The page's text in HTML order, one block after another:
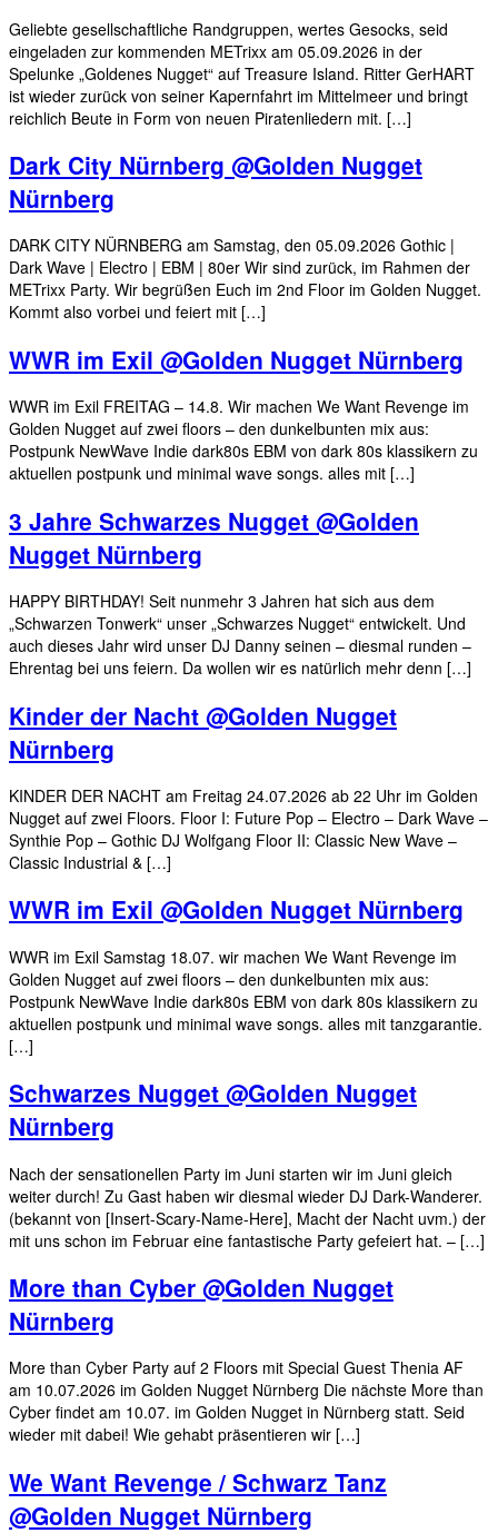
Geliebte gesellschaftliche Randgruppen, wertes Gesocks, seid
eingeladen zur kommenden METrixx am 05.09.2026 in der
Spelunke „Goldenes Nugget“ auf Treasure Island. Ritter GerHART
ist wieder zurück von seiner Kapernfahrt im Mittelmeer und bringt
reichlich Beute in Form von neuen Piratenliedern mit. […]
Dark City Nürnberg @Golden Nugget
Nürnberg
DARK CITY NÜRNBERG am Samstag, den 05.09.2026 Gothic |
Dark Wave | Electro | EBM | 80er Wir sind zurück, im Rahmen der
METrixx Party. Wir begrüßen Euch im 2nd Floor im Golden Nugget.
Kommt also vorbei und feiert mit […]
WWR im Exil @Golden Nugget Nürnberg
WWR im Exil FREITAG – 14.8. Wir machen We Want Revenge im
Golden Nugget auf zwei floors – den dunkelbunten mix aus:
Postpunk NewWave Indie dark80s EBM von dark 80s klassikern zu
aktuellen postpunk und minimal wave songs. alles mit […]
3 Jahre Schwarzes Nugget @Golden
Nugget Nürnberg
HAPPY BIRTHDAY! Seit nunmehr 3 Jahren hat sich aus dem
„Schwarzen Tonwerk“ unser „Schwarzes Nugget“ entwickelt. Und
auch dieses Jahr wird unser DJ Danny seinen – diesmal runden –
Ehrentag bei uns feiern. Da wollen wir es natürlich mehr denn […]
Kinder der Nacht @Golden Nugget
Nürnberg
KINDER DER NACHT am Freitag 24.07.2026 ab 22 Uhr im Golden
Nugget auf zwei Floors. Floor I: Future Pop – Electro – Dark Wave –
Synthie Pop – Gothic DJ Wolfgang Floor II: Classic New Wave –
Classic Industrial & […]
WWR im Exil @Golden Nugget Nürnberg
WWR im Exil Samstag 18.07. wir machen We Want Revenge im
Golden Nugget auf zwei floors – den dunkelbunten mix aus:
Postpunk NewWave Indie dark80s EBM von dark 80s klassikern zu
aktuellen postpunk und minimal wave songs. alles mit tanzgarantie.
[…]
Schwarzes Nugget @Golden Nugget
Nürnberg
Nach der sensationellen Party im Juni starten wir im Juni gleich
weiter durch! Zu Gast haben wir diesmal wieder DJ Dark-Wanderer.
(bekannt von [Insert-Scary-Name-Here], Macht der Nacht uvm.) der
mit uns schon im Februar eine fantastische Party gefeiert hat. – […]
More than Cyber @Golden Nugget
Nürnberg
More than Cyber Party auf 2 Floors mit Special Guest Thenia AF
am 10.07.2026 im Golden Nugget Nürnberg Die nächste More than
Cyber findet am 10.07. im Golden Nugget in Nürnberg statt. Seid
wieder mit dabei! Wie gehabt präsentieren wir […]
We Want Revenge / Schwarz Tanz
@Golden Nugget Nürnberg